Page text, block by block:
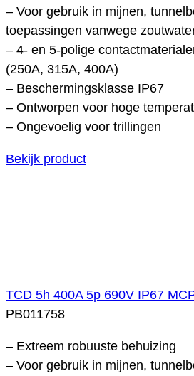
– Voor gebruik in mijnen,
toepassingen vanwege
– 4- en 5-polige
(250A, 315A, 400A)
– Beschermingsklasse IP67
– Ontworpen voor hoge
– Ongevoelig voor trillingen
Bekijk product
TCD 5h 400A 5p 690V IP67
PB011758
– Extreem robuuste behuizing
– Voor gebruik in mijnen,